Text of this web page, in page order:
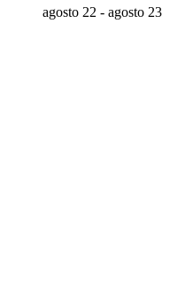
agosto 22 - agosto 23